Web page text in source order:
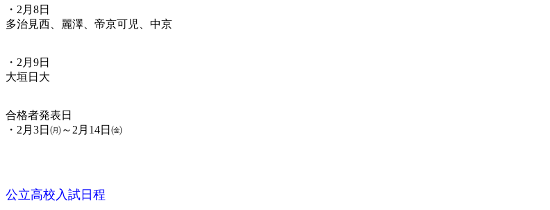
・2月8日
多治見西、麗澤、帝京可児、中京
・2月9日
大垣日大
合格者発表日
・2月3日㈪～2月14日㈮
公立高校入試日程